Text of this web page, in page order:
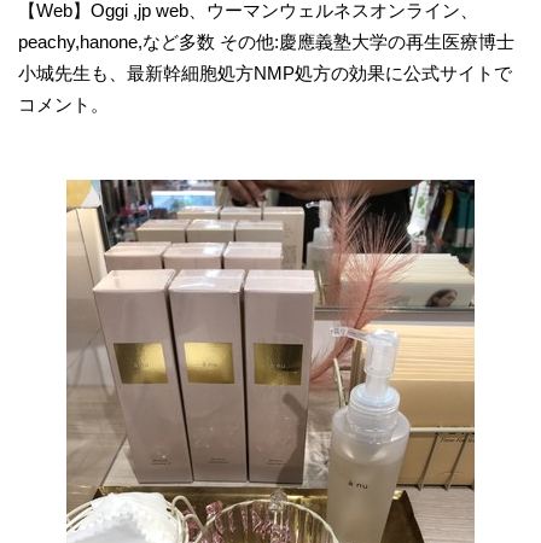
【Web】Oggi ,jp web、ウーマンウェルネスオンライン、
peachy,hanone,など多数 その他:慶應義塾大学の再生医療博士
小城先生も、最新幹細胞処方NMP処方の効果に公式サイトで
コメント。